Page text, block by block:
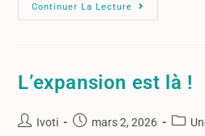
Continuer La Lecture
L’expansion est là !
Ivoti mars 2, 2026